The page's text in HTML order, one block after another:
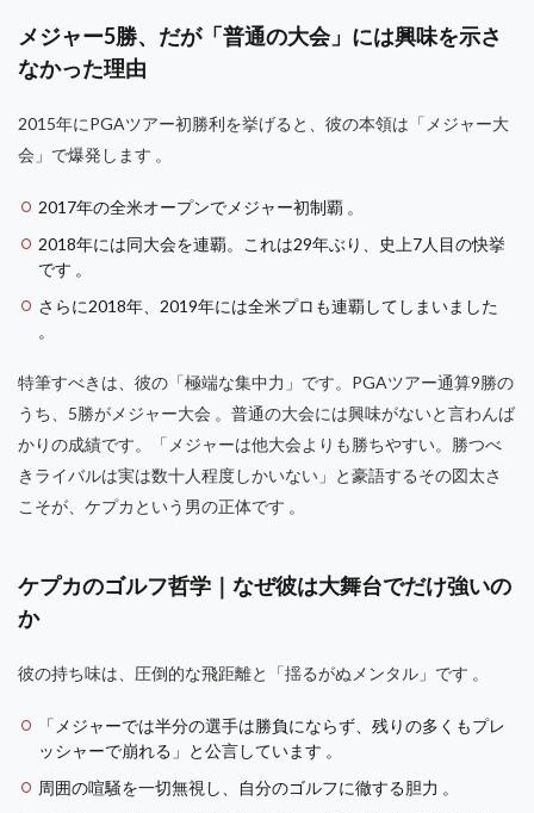
メジャー5勝、だが「普通の大会」には興味を示さ
なかった理由
2015年にPGAツアー初勝利を挙げると、彼の本領は「メジャー大
会」で爆発します 。
2017年の全米オープンでメジャー初制覇 。
2018年には同大会を連覇。これは29年ぶり、史上7人目の快挙
です 。
さらに2018年、2019年には全米プロも連覇してしまいました
。
特筆すべきは、彼の「極端な集中力」です。PGAツアー通算9勝の
うち、5勝がメジャー大会 。普通の大会には興味がないと言わんば
かりの成績です。「メジャーは他大会よりも勝ちやすい。勝つべ
きライバルは実は数十人程度しかいない」と豪語するその図太さ
こそが、ケプカという男の正体です 。
ケプカのゴルフ哲学｜なぜ彼は大舞台でだけ強いの
か
彼の持ち味は、圧倒的な飛距離と「揺るがぬメンタル」です 。
「メジャーでは半分の選手は勝負にならず、残りの多くもプレ
ッシャーで崩れる」と公言しています 。
周囲の喧騒を一切無視し、自分のゴルフに徹する胆力 。